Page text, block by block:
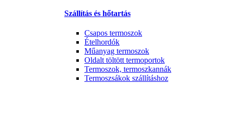
Szállítás és hőtartás
Csapos termoszok
Ételhordók
Műanyag termoszok
Oldalt töltött termoportok
Termoszok, termoszkannák
Termoszsákok szállításhoz